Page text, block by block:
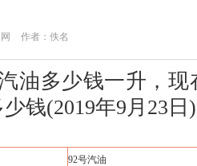
作者：佚名
油多少钱一升，
钱(2019年9月23日)
92号汽油